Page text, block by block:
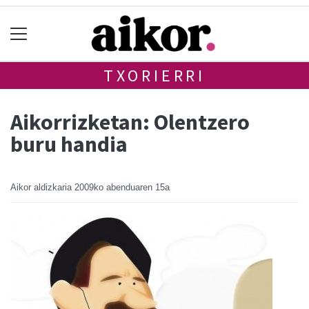
TXORIERRI
Aikorrizketan: Olentzero
buru handia
Aikor aldizkaria 2009ko abenduaren 15a